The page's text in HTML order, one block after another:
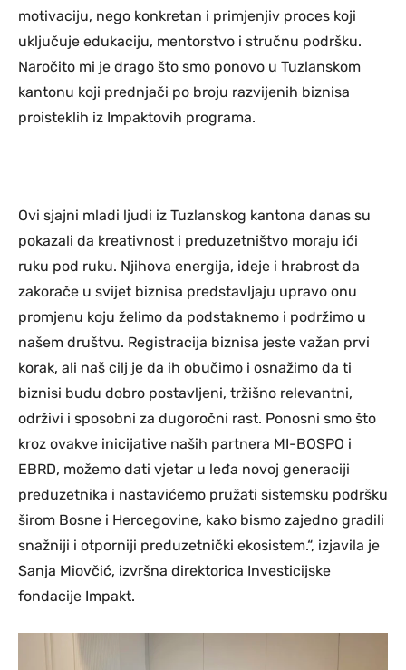
motivaciju, nego konkretan i primjenjiv proces koji
uključuje edukaciju, mentorstvo i stručnu podršku.
Naročito mi je drago što smo ponovo u Tuzlanskom
kantonu koji prednjači po broju razvijenih biznisa
proisteklih iz Impaktovih programa.
Ovi sjajni mladi ljudi iz Tuzlanskog kantona danas su
pokazali da kreativnost i preduzetništvo moraju ići
ruku pod ruku. Njihova energija, ideje i hrabrost da
zakorače u svijet biznisa predstavljaju upravo onu
promjenu koju želimo da podstaknemo i podržimo u
našem društvu. Registracija biznisa jeste važan prvi
korak, ali naš cilj je da ih obučimo i osnažimo da ti
biznisi budu dobro postavljeni, tržišno relevantni,
održivi i sposobni za dugoročni rast. Ponosni smo što
kroz ovakve inicijative naših partnera MI-BOSPO i
EBRD, možemo dati vjetar u leđa novoj generaciji
preduzetnika i nastavićemo pružati sistemsku podršku
širom Bosne i Hercegovine, kako bismo zajedno gradili
snažniji i otporniji preduzetnički ekosistem.“, izjavila je
Sanja Miovčić, izvršna direktorica Investicijske
fondacije Impakt.